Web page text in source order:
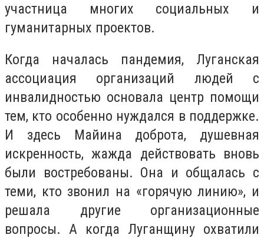
участница многих социальных и
гуманитарных проектов.
Когда началась пандемия, Луганская
ассоциация организаций людей с
инвалидностью основала центр помощи
тем, кто особенно нуждался в поддержке.
И здесь Майина доброта, душевная
искренность, жажда действовать вновь
были востребованы. Она и общалась с
теми, кто звонил на «горячую линию», и
решала другие организационные
вопросы. А когда Луганщину охватили